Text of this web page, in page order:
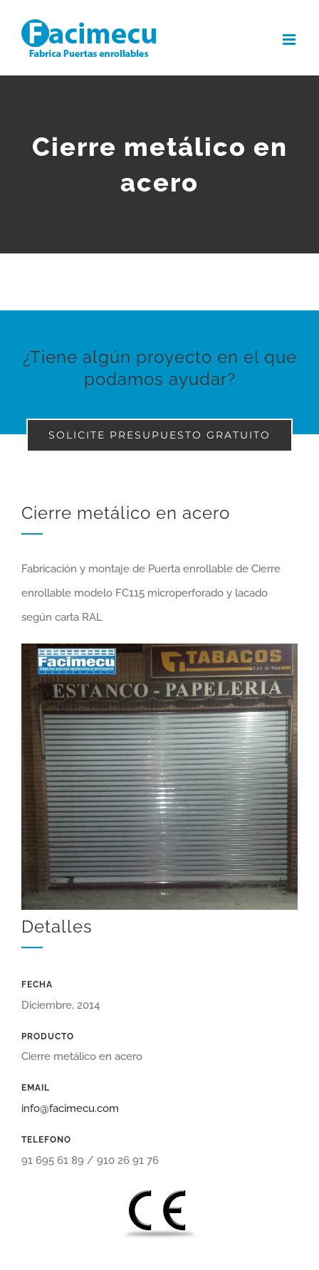
contenido
Cierre metálico en
acero
¿Tiene algún proyecto en el que
podamos ayudar?
SOLICITE PRESUPUESTO GRATUITO
Cierre metálico en acero
Fabricación y montaje de Puerta enrollable de Cierre
enrollable modelo FC115 microperforado y lacado
según carta RAL
Detalles
FECHA
Diciembre, 2014
PRODUCTO
Cierre metálico en acero
EMAIL
info@facimecu.com
TELEFONO
91 695 61 89 / 910 26 91 76